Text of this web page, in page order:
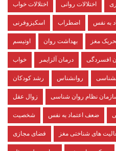
اختلالات خواب اختلالات روانی
اسکیزوفرنی اضطراب به نفس
اوتیسم بهداشت روان مغز
خواب درمان آلزایمر افسردگی
رشد کودکان روانشناس
زوال عقل نظام روان شناسی
شخصیت ضعف اعتماد به نفس
فضای مجازی های شناختی مغز